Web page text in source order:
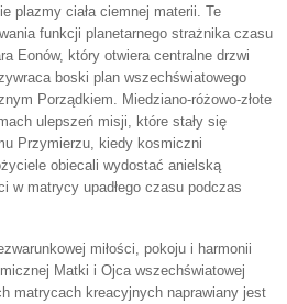
plazmy ciała ciemnej materii. Te
funkcji planetarnego strażnika czasu
Eonów, który otwiera centralne drzwi
boski plan wszechświatowego
Porządkiem. Miedziano-różowo-złote
ulepszeń misji, które stały się
Przymierzu, kiedy kosmiczni
obiecali wydostać anielską
w matrycy upadłego czasu podczas
miłości, pokoju i harmonii
Matki i Ojca wszechświatowej
matrycach kreacyjnych naprawiany jest